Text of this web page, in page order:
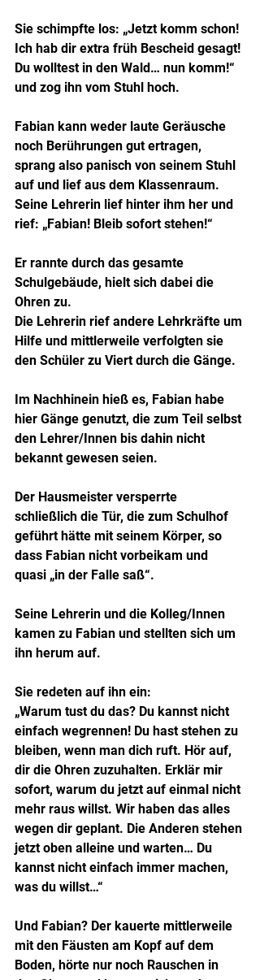
Sie schimpfte los: „Jetzt komm schon!
Ich hab dir extra früh Bescheid gesagt!
Du wolltest in den Wald… nun komm!“
und zog ihn vom Stuhl hoch.
Fabian kann weder laute Geräusche
noch Berührungen gut ertragen,
sprang also panisch von seinem Stuhl
auf und lief aus dem Klassenraum.
Seine Lehrerin lief hinter ihm her und
rief: „Fabian! Bleib sofort stehen!“
Er rannte durch das gesamte
Schulgebäude, hielt sich dabei die
Ohren zu.
Die Lehrerin rief andere Lehrkräfte um
Hilfe und mittlerweile verfolgten sie
den Schüler zu Viert durch die Gänge.
Im Nachhinein hieß es, Fabian habe
hier Gänge genutzt, die zum Teil selbst
den Lehrer/Innen bis dahin nicht
bekannt gewesen seien.
Der Hausmeister versperrte
schließlich die Tür, die zum Schulhof
geführt hätte mit seinem Körper, so
dass Fabian nicht vorbeikam und
quasi „in der Falle saß“.
Seine Lehrerin und die Kolleg/Innen
kamen zu Fabian und stellten sich um
ihn herum auf.
Sie redeten auf ihn ein:
„Warum tust du das? Du kannst nicht
einfach wegrennen! Du hast stehen zu
bleiben, wenn man dich ruft. Hör auf,
dir die Ohren zuzuhalten. Erklär mir
sofort, warum du jetzt auf einmal nicht
mehr raus willst. Wir haben das alles
wegen dir geplant. Die Anderen stehen
jetzt oben alleine und warten… Du
kannst nicht einfach immer machen,
was du willst…“
Und Fabian? Der kauerte mittlerweile
mit den Fäusten am Kopf auf dem
Boden, hörte nur noch Rauschen in